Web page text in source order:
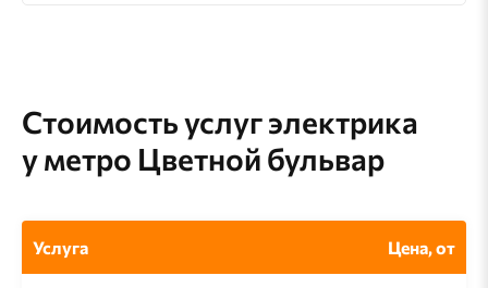
Стоимость услуг электрика
у метро Цветной бульвар
Услуга Цена, от